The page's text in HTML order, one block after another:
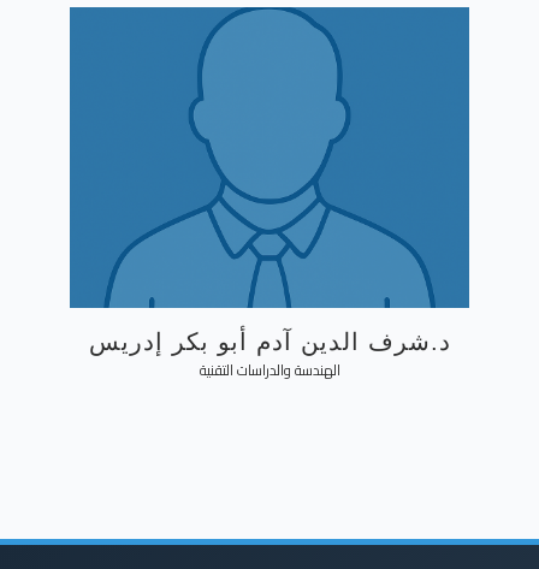
د.شرف الدين آدم أبو بكر إدريس
الهندسة والدراسات التقنية